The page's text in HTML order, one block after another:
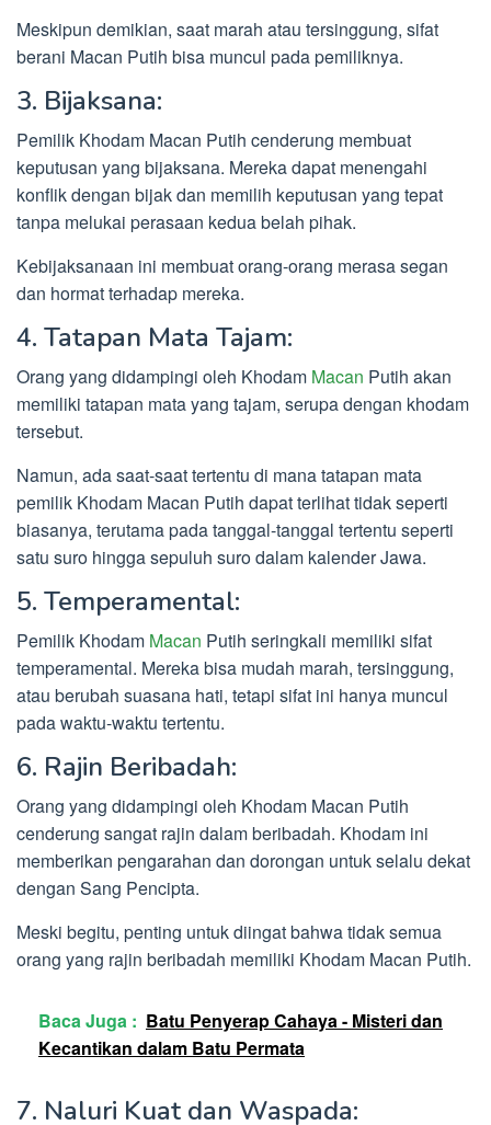
Meskipun demikian, saat marah atau tersinggung, sifat
berani Macan Putih bisa muncul pada pemiliknya.
3. Bijaksana:
Pemilik Khodam Macan Putih cenderung membuat
keputusan yang bijaksana. Mereka dapat menengahi
konflik dengan bijak dan memilih keputusan yang tepat
tanpa melukai perasaan kedua belah pihak.
Kebijaksanaan ini membuat orang-orang merasa segan
dan hormat terhadap mereka.
4. Tatapan Mata Tajam:
Orang yang didampingi oleh Khodam Macan Putih akan
memiliki tatapan mata yang tajam, serupa dengan khodam
tersebut.
Namun, ada saat-saat tertentu di mana tatapan mata
pemilik Khodam Macan Putih dapat terlihat tidak seperti
biasanya, terutama pada tanggal-tanggal tertentu seperti
satu suro hingga sepuluh suro dalam kalender Jawa.
5. Temperamental:
Pemilik Khodam Macan Putih seringkali memiliki sifat
temperamental. Mereka bisa mudah marah, tersinggung,
atau berubah suasana hati, tetapi sifat ini hanya muncul
pada waktu-waktu tertentu.
6. Rajin Beribadah:
Orang yang didampingi oleh Khodam Macan Putih
cenderung sangat rajin dalam beribadah. Khodam ini
memberikan pengarahan dan dorongan untuk selalu dekat
dengan Sang Pencipta.
Meski begitu, penting untuk diingat bahwa tidak semua
orang yang rajin beribadah memiliki Khodam Macan Putih.
Baca Juga : Batu Penyerap Cahaya - Misteri dan
Kecantikan dalam Batu Permata
7. Naluri Kuat dan Waspada: